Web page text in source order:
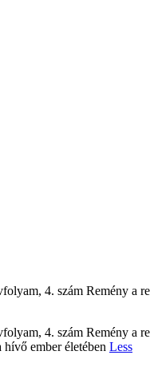
4. szám Remény a
4. szám Remény a
ember életében Less